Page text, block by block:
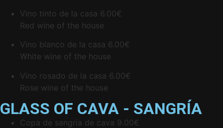
Vino tinto de la casa 6.00€
Red wine of the house
Vino blanco de la casa 6.00€
White wine of the house
Vino rosado de la casa 6.00€
Rose wine of the house
GLASS OF CAVA - SANGRÍA
Copa de sangría de cava 9.00€